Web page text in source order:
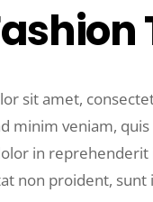
sit amet,
minim veniam,
in
non proident,